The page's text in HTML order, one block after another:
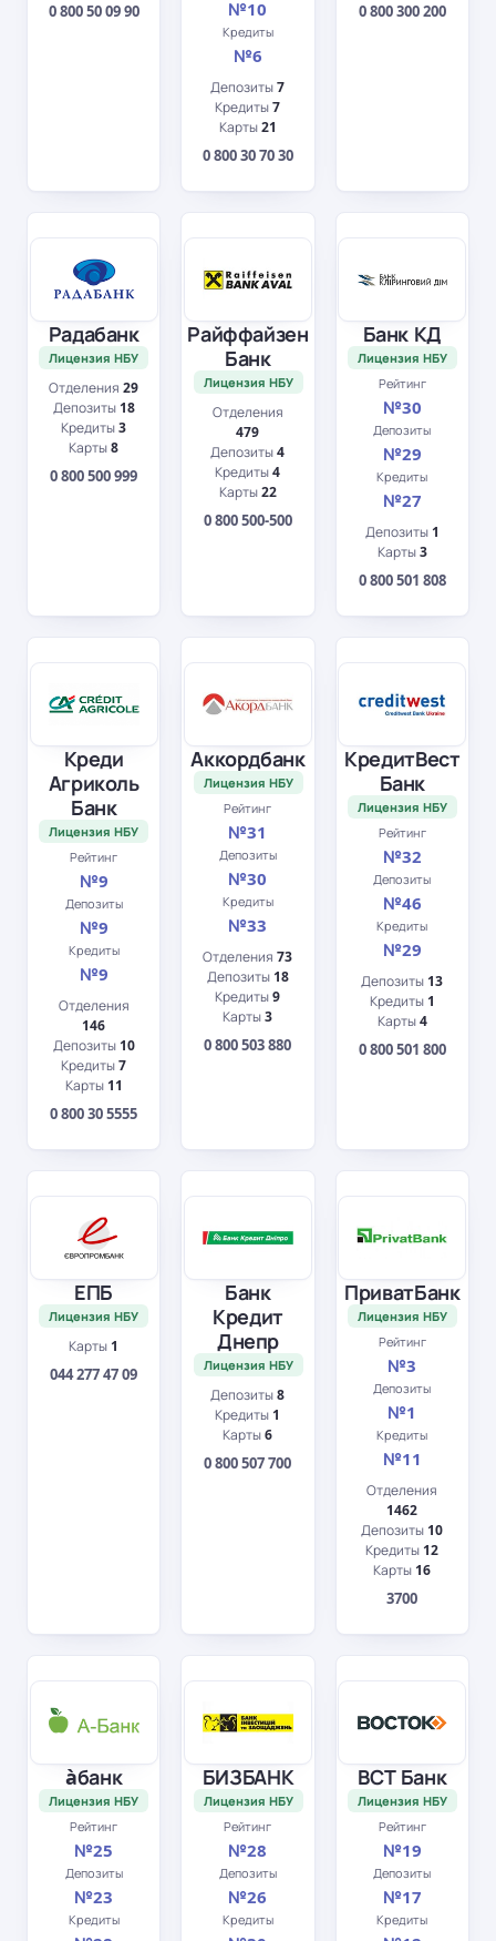
0 800 50 09 90 №10
Кредиты
№6
Депозиты7
Кредиты7
Карты21
0 800 30 70 30
0 800 300 200
Радабанк
Лицензия НБУ
Отделения29
Депозиты 18
Кредиты3
Карты8
0 800 500 999
Райффайзен
Банк
Лицензия НБУ
Отделения
479
Депозиты4
Кредиты4
Карты22
0 800 500-500
Банк КД
Лицензия НБУ
Рейтинг
№30
Депозиты
№29
Кредиты
№27
Депозиты 1
Карты3
0 800 501 808
Креди
Агриколь
Банк
Лицензия НБУ
Рейтинг
№9
Депозиты
№9
Кредиты
№9
Отделения
146
Депозиты 10
Кредиты7
Карты 11
0 800 30 5555
Аккордбанк
Лицензия НБУ
Рейтинг
№31
Депозиты
№30
Кредиты
№33
Отделения73
Депозиты 18
Кредиты9
Карты3
0 800 503 880
КредитВест
Банк
Лицензия НБУ
Рейтинг
№32
Депозиты
№46
Кредиты
№29
Депозиты 13
Кредиты 1
Карты4
0 800 501 800
ЕПБ
Лицензия НБУ
Карты 1
044 277 47 09
Банк
Кредит
Днепр
Лицензия НБУ
Депозиты8
Кредиты 1
Карты6
0 800 507 700
ПриватБанк
Лицензия НБУ
Рейтинг
№3
Депозиты
№1
Кредиты
№11
Отделения
1462
Депозиты 10
Кредиты 12
Карты 16
3700
àбанк
Лицензия НБУ
Рейтинг
№25
Депозиты
№23
Кредиты
БИЗБАНК
Лицензия НБУ
Рейтинг
№28
Депозиты
№26
Кредиты
ВСТ Банк
Лицензия НБУ
Рейтинг
№19
Депозиты
№17
Кредиты